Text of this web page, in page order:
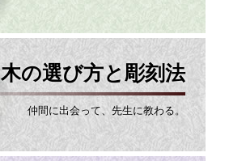
木の選び方と彫刻法
仲間に出会って、先生に教わる。